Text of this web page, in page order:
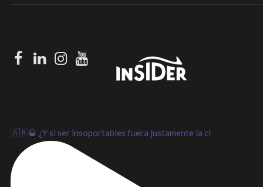
Facebook
LinkedInInstagram
Youtube
🇦🇷🥃 ¿Y si ser insoportables fuera justamente la cl